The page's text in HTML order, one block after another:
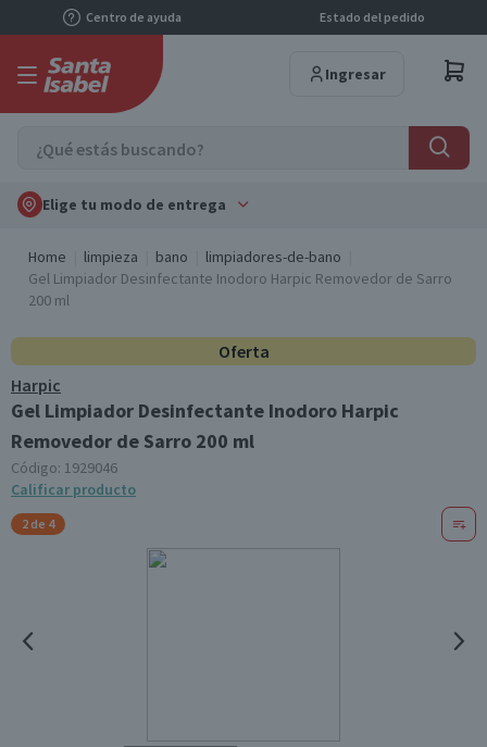
Centro de ayuda Estado del pedido
Ingresar
Elige tu modo de entrega
Home limpieza bano
limpiadores-de-bano
Gel Limpiador Desinfectante Inodoro Harpic Removedor de Sarro
200 ml
Oferta
Harpic
Gel Limpiador Desinfectante Inodoro Harpic
Removedor de Sarro 200 ml
Código: 1929046
Calificar producto
2 de 4